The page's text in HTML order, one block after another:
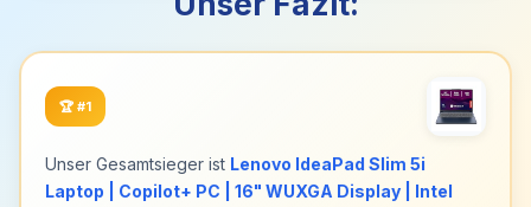
🏆 #1
Unser Gesamtsieger ist Lenovo IdeaPad Slim 5i
Laptop | Copilot+ PC | 16" WUXGA Display | Intel